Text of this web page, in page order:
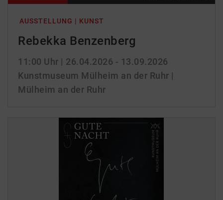
AUSSTELLUNG | KUNST
Rebekka Benzenberg
11:00 Uhr | 26.04.2026 - 13.09.2026
Kunstmuseum Mülheim an der Ruhr |
Mülheim an der Ruhr